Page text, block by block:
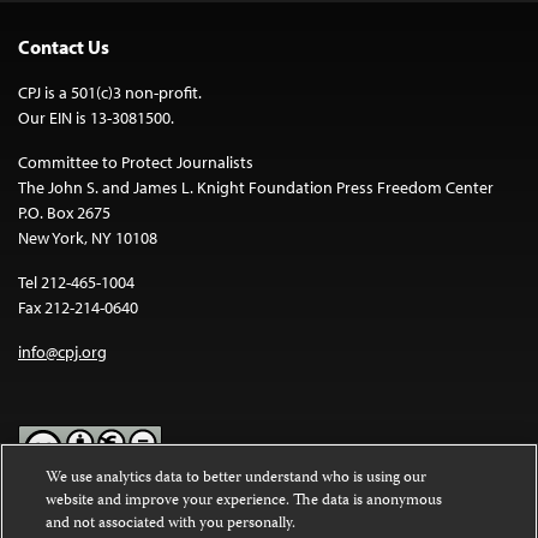
Contact Us
CPJ is a 501(c)3 non-profit.
Our EIN is 13-3081500.
Committee to Protect Journalists
The John S. and James L. Knight Foundation Press Freedom Center
P.O. Box 2675
New York, NY 10108
Tel 212-465-1004
Fax 212-214-0640
info@cpj.org
Except where noted, text on this website is licensed under a
Commons Attribution-NonCommercial-NoDerivatives 4.0
We use analytics data to better understand who is using our
website and improve your experience. The data is anonymous
and not associated with you personally.